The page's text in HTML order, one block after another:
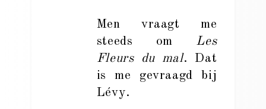
Men vraagt me
steeds om Les
Fleurs du mal. Dat
is me gevraagd bij
Lévy.